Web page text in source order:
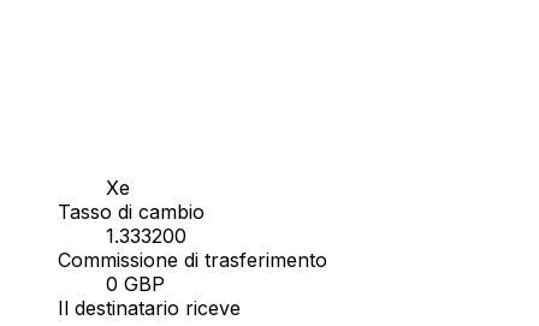
Xe
Tasso di cambio
1.333200
Commissione di trasferimento
0 GBP
Il destinatario riceve